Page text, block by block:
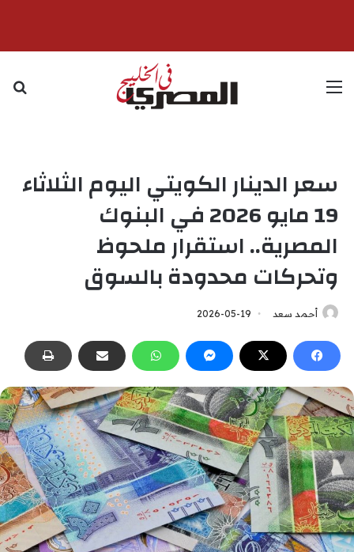
القائمة
سعر الدينار الكويتي اليوم الثلاثاء
19 مايو 2026 في البنوك
المصرية.. استقرار ملحوظ
وتحركات محدودة بالسوق
أحمد سعد 2026-05-19